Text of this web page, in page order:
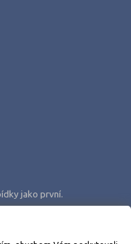
jako první.